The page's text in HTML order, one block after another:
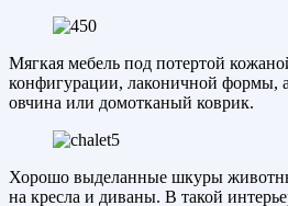
Мягкая мебель под потертой
конфигурации, лаконичной формы,
овчина или домотканый коврик.
Хорошо выделанные шкуры
на кресла и диваны. В такой